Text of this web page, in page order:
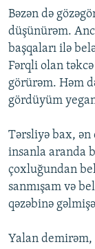
Bəzən də
düşünürəm.
başqaları ilə
Fərqli olan
görürəm. Həm
gördüyüm
Tərsliyə bax, ən
insanla aranda
çoxluğundan
sanmışam və
qəzəbinə
Yalan demirəm,